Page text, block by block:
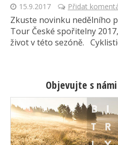
15.9.2017 Přidat
Zkuste novinku nedělního
Tour České spořitelny
život v této sezóně.
Objevujte s